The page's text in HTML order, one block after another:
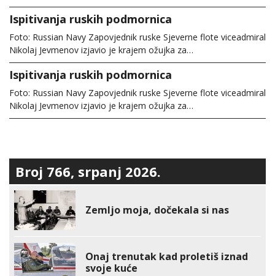
Ispitivanja ruskih podmornica
Foto: Russian Navy Zapovjednik ruske Sjeverne flote viceadmiral
Nikolaj Jevmenov izjavio je krajem ožujka za…
Ispitivanja ruskih podmornica
Foto: Russian Navy Zapovjednik ruske Sjeverne flote viceadmiral
Nikolaj Jevmenov izjavio je krajem ožujka za…
Broj 766, srpanj 2026.
Zemljo moja, dočekala si nas
Onaj trenutak kad proletiš iznad
svoje kuće